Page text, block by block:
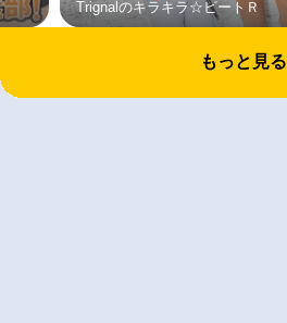
Trignalのキラキラ☆ビートＲ
もっと見る